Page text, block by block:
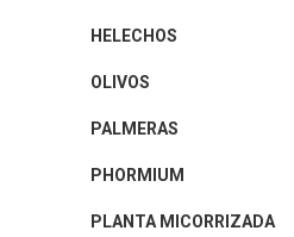
HELECHOS
OLIVOS
PALMERAS
PHORMIUM
PLANTA MICORRIZADA